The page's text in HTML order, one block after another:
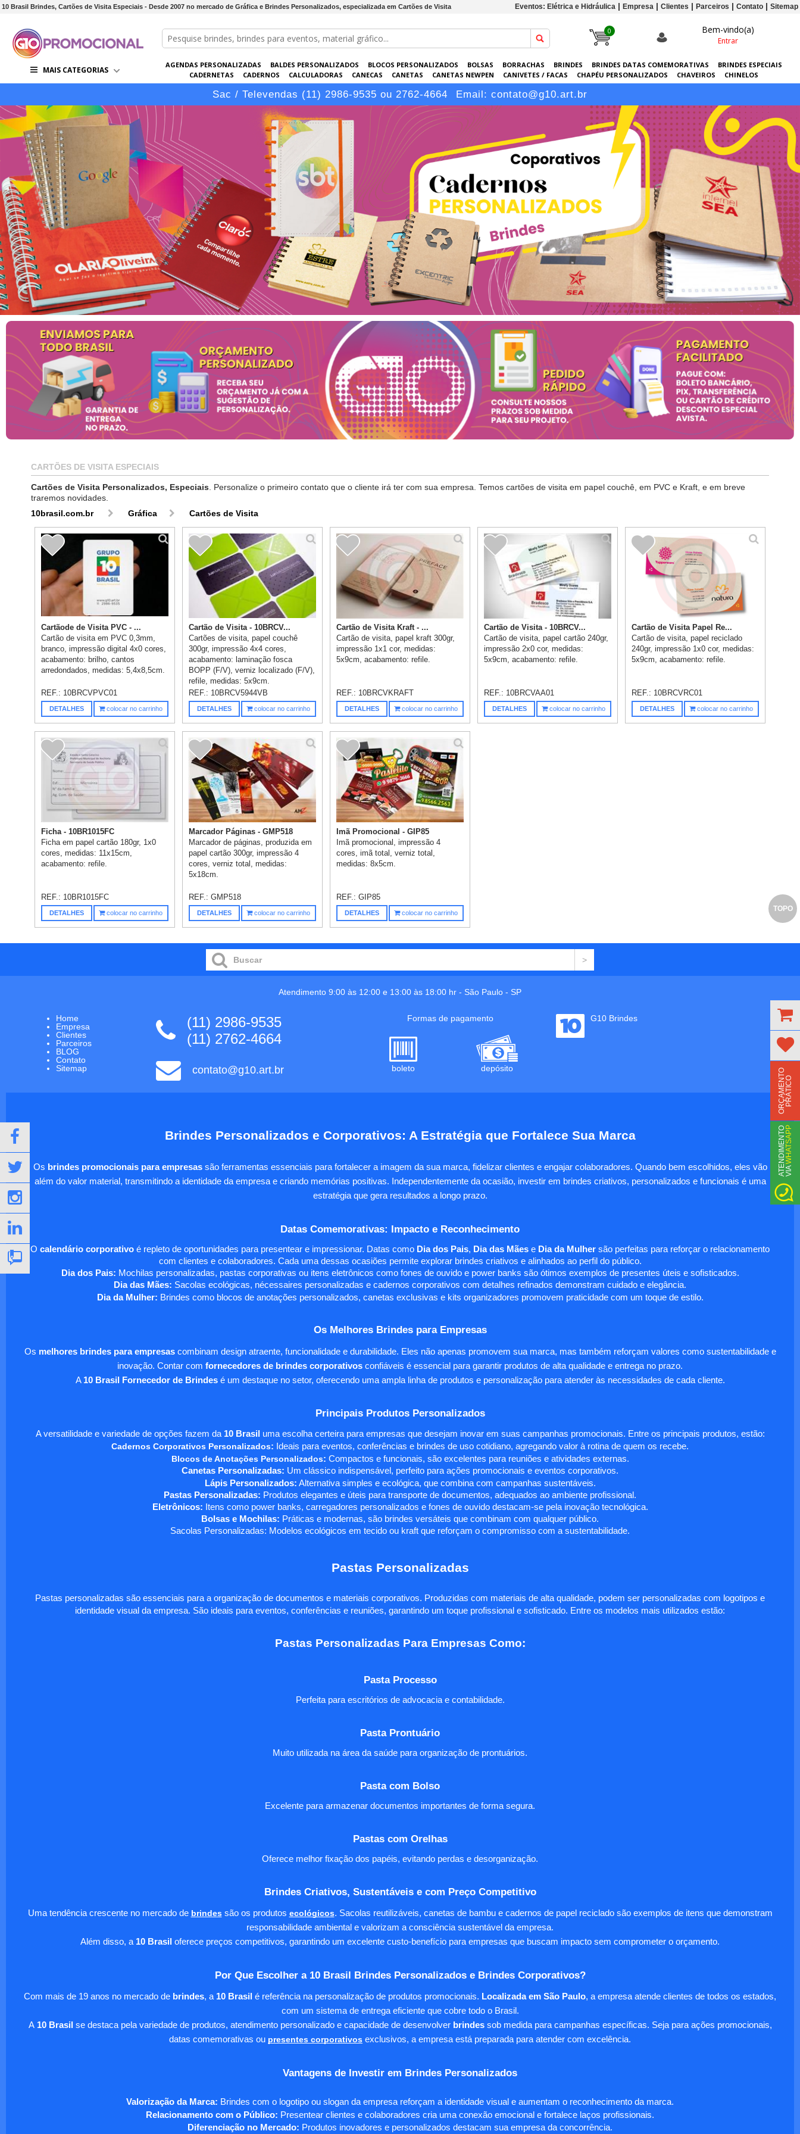
10 Brasil Brindes, Cartões de Visita Especiais - Desde 2007 no mercado de Gráfica e Brindes Personalizados, especializada em Cartões de Visita Eventos: Elétrica e Hidráulica Empresa Clientes Parceiros Contato Sitemap
0 Bem-vindo(a)
Entrar
MAIS CATEGORIAS
AGENDAS PERSONALIZADAS BALDES PERSONALIZADOS BLOCOS PERSONALIZADOS BOLSAS BORRACHAS BRINDES BRINDES DATAS COMEMORATIVAS
BRINDES ESPECIAIS
CADERNETAS
CADERNOS CALCULADORAS CANECAS CANETAS CANETAS NEWPEN CANIVETES / FACAS CHAPÉU PERSONALIZADOS CHAVEIROS
CHINELOS
CONJUNTOS DE BRINDES
COPOS ELETRÔNICOS EMBALAGENS ESCRITÓRIO EVENTOS GARRAFAS PERSONALIZADAS GRÁFICA GUARDA-CHUVAS KITS
LANÇAMENTOS
LÁPIS
Sac / Televendas (11) 2986-9535 ou 2762-4664 Email: contato@g10.art.br
CARTÕES DE VISITA ESPECIAIS
Cartões de Visita Personalizados, Especiais . Personalize o primeiro contato que o cliente irá ter com sua empresa. Temos cartões de visita em papel couchê, em PVC e Kraft, e em breve
traremos novidades.
10brasil.com.br
Gráfica Cartões de Visita
Cartãode de Visita PVC - ...
Cartão de visita em PVC 0,3mm,
branco, impressão digital 4x0 cores,
acabamento: brilho, cantos
arredondados, medidas: 5,4x8,5cm.
REF.: 10BRCVPVC01
DETALHES colocar no carrinho
Cartão de Visita - 10BRCV...
Cartões de visita, papel couchê
300gr, impressão 4x4 cores,
acabamento: laminação fosca
BOPP (F/V), verniz localizado (F/V),
refile, medidas: 5x9cm.
REF.: 10BRCV5944VB
DETALHES colocar no carrinho
Cartão de Visita Kraft - ...
Cartão de visita, papel kraft 300gr,
impressão 1x1 cor, medidas:
5x9cm, acabamento: refile.
REF.: 10BRCVKRAFT
DETALHES colocar no carrinho
Cartão de Visita - 10BRCV...
Cartão de visita, papel cartão 240gr,
impressão 2x0 cor, medidas:
5x9cm, acabamento: refile.
REF.: 10BRCVAA01
DETALHES colocar no carrinho
Cartão de Visita Papel Re...
Cartão de visita, papel reciclado
240gr, impressão 1x0 cor, medidas:
5x9cm, acabamento: refile.
REF.: 10BRCVRC01
DETALHES colocar no carrinho
Ficha - 10BR1015FC
Ficha em papel cartão 180gr, 1x0
cores, medidas: 11x15cm,
acabamento: refile.
REF.: 10BR1015FC
DETALHES colocar no carrinho
Marcador Páginas - GMP518
Marcador de páginas, produzida em
papel cartão 300gr, impressão 4
cores, verniz total, medidas:
5x18cm.
REF.:GMP518
DETALHES colocar no carrinho
Imã Promocional - GIP85
Imã promocional, impressão 4
cores, imã total, verniz total,
medidas: 8x5cm.
REF.:GIP85
DETALHES colocar no carrinho TOPO
Atendimento 9:00 às 12:00 e 13:00 às 18:00 hr - São Paulo - SP
Home
Empresa
Clientes
Parceiros
BLOG
Contato
Sitemap
(11) 2986-9535
(11) 2762-4664
contato@g10.art.br
Formas de pagamento
boleto depósito
G10 Brindes
Brindes Personalizados e Corporativos: A Estratégia que Fortalece Sua Marca
Os brindes promocionais para empresassão ferramentas essenciais para fortalecer a imagem da sua marca, fidelizar clientes e engajar colaboradores. Quando bem escolhidos, eles vão
além do valor material, transmitindo a identidade da empresa e criando memórias positivas. Independentemente da ocasião, investir em brindes criativos, personalizados e funcionais é uma
estratégia que gera resultados a longo prazo.
Datas Comemorativas: Impacto e Reconhecimento
O calendário corporativo é repleto de oportunidades para presentear e impressionar. Datas como Dia dos Pais, Dia das Mães e Dia da Mulher são perfeitas para reforçar o relacionamento
com clientes e colaboradores. Cada uma dessas ocasiões permite explorar brindes criativos e alinhados ao perfil do público.
Dia dos Pais: Mochilas personalizadas, pastas corporativas ou itens eletrônicos como fones de ouvido e power banks são ótimos exemplos de presentes úteis e sofisticados.
Dia das Mães: Sacolas ecológicas, nécessaires personalizadas e cadernos corporativos com detalhes refinados demonstram cuidado e elegância.
Dia da Mulher: Brindes como blocos de anotações personalizados, canetas exclusivas e kits organizadores promovem praticidade com um toque de estilo.
Os Melhores Brindes para Empresas
Os melhores brindes para empresascombinam design atraente, funcionalidade e durabilidade. Eles não apenas promovem sua marca, mas também reforçam valores como sustentabilidade e
inovação. Contar com fornecedores de brindes corporativos confiáveis é essencial para garantir produtos de alta qualidade e entrega no prazo.
A 10 Brasil Fornecedor de Brindesé um destaque no setor, oferecendo uma ampla linha de produtos e personalização para atender às necessidades de cada cliente.
Principais Produtos Personalizados
A versatilidade e variedade de opções fazem da 10 Brasil uma escolha certeira para empresas que desejam inovar em suas campanhas promocionais. Entre os principais produtos, estão:
Cadernos Corporativos Personalizados: Ideais para eventos, conferências e brindes de uso cotidiano, agregando valor à rotina de quem os recebe.
Blocos de Anotações Personalizados: Compactos e funcionais, são excelentes para reuniões e atividades externas.
Canetas Personalizadas: Um clássico indispensável, perfeito para ações promocionais e eventos corporativos.
Lápis Personalizados: Alternativa simples e ecológica, que combina com campanhas sustentáveis.
Pastas Personalizadas: Produtos elegantes e úteis para transporte de documentos, adequados ao ambiente profissional.
Eletrônicos: Itens como power banks, carregadores personalizados e fones de ouvido destacam-se pela inovação tecnológica.
Bolsas e Mochilas: Práticas e modernas, são brindes versáteis que combinam com qualquer público.
Sacolas Personalizadas: Modelos ecológicos em tecido ou kraft que reforçam o compromisso com a sustentabilidade.
Pastas Personalizadas
Pastas personalizadas são essenciais para a organização de documentos e materiais corporativos. Produzidas com materiais de alta qualidade, podem ser personalizadas com logotipos e
identidade visual da empresa. São ideais para eventos, conferências e reuniões, garantindo um toque profissional e sofisticado. Entre os modelos mais utilizados estão:
Pastas Personalizadas Para Empresas Como:
Pasta Processo
Perfeita para escritórios de advocacia e contabilidade.
Pasta Prontuário
Muito utilizada na área da saúde para organização de prontuários.
Pasta com Bolso
Excelente para armazenar documentos importantes de forma segura.
Pastas com Orelhas
Oferece melhor fixação dos papéis, evitando perdas e desorganização.
Brindes Criativos, Sustentáveis e com Preço Competitivo
Uma tendência crescente no mercado de brindessão os produtos ecológicos. Sacolas reutilizáveis, canetas de bambu e cadernos de papel reciclado são exemplos de itens que demonstram
responsabilidade ambiental e valorizam a consciência sustentável da empresa.
Além disso, a 10 Brasil oferece preços competitivos, garantindo um excelente custo-benefício para empresas que buscam impacto sem comprometer o orçamento.
Por Que Escolher a 10 Brasil Brindes Personalizados e Brindes Corporativos?
Com mais de 19 anos no mercado de brindes, a 10 Brasil é referência na personalização de produtos promocionais. Localizada em São Paulo, a empresa atende clientes de todos os estados,
com um sistema de entrega eficiente que cobre todo o Brasil.
A10 Brasil se destaca pela variedade de produtos, atendimento personalizado e capacidade de desenvolver brindessob medida para campanhas específicas. Seja para ações promocionais,
datas comemorativas ou presentes corporativos exclusivos, a empresa está preparada para atender com excelência.
Vantagens de Investir em Brindes Personalizados
Valorização da Marca: Brindes com o logotipo ou slogan da empresa reforçam a identidade visual e aumentam o reconhecimento da marca.
Relacionamento com o Público: Presentear clientes e colaboradores cria uma conexão emocional e fortalece laços profissionais.
Diferenciação no Mercado: Produtos inovadores e personalizados destacam sua empresa da concorrência.
O
R
Ç
A
M
E
N
T
O
P
R
Á
T
I
CO
A
TE
N
D
I
M
E
N
T
O
V
I
AWHATSAPP